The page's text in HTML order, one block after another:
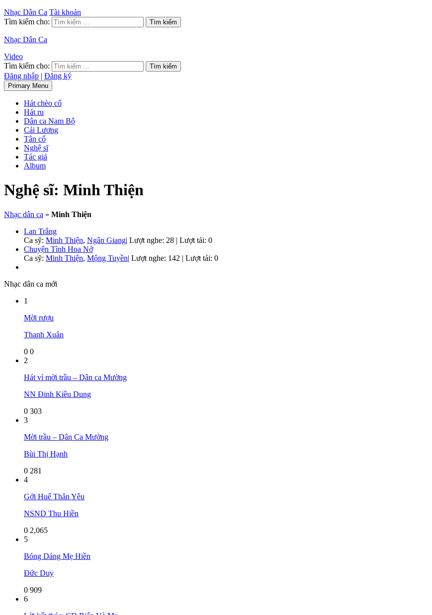
Nhạc Dân Ca Tài khoản
Tìm kiếm cho:
Nhạc Dân Ca
Video
Tìm kiếm cho:
Đăng nhập | Đăng ký
Primary Menu
Hát chèo cổ
Hát ru
Dân ca Nam Bộ
Cải Lương
Tân cổ
Nghệ sĩ
Tác giả
Album
Nghệ sĩ: Minh Thiện
Nhạc dân ca » Minh Thiện
Lan Trắng
Ca sỹ: Minh Thiện, Ngân Giang| Lượt nghe: 28 | Lượt tải: 0
Chuyện Tình Hoa Nở
Ca sỹ: Minh Thiện, Mộng Tuyền| Lượt nghe: 142 | Lượt tải: 0
Nhạc dân ca mới
1
Mời rượu
Thanh Xuân
0 0
2
Hát ví mời trầu – Dân ca Mường
NN Đinh Kiều Dung
0 303
3
Mời trầu – Dân Ca Mường
Bùi Thị Hạnh
0 281
4
Gởi Huế Thân Yêu
NSND Thu Hiền
0 2,065
5
Bóng Dáng Mẹ Hiền
Đức Duy
0 909
6